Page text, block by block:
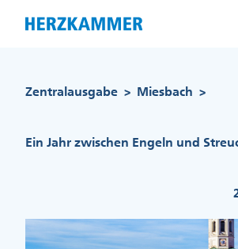
Zentralausgabe > Miesbach >
Ein Jahr zwischen Engeln und